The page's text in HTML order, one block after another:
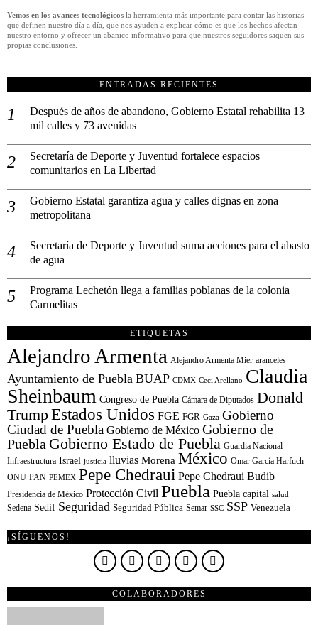
Vemos en los avances tecnológicos la herramienta más importante para contar las historias
que definen nuestro día a día, que nos ayuden a explicar cómo es que los hechos afectan
nuestro entorno y ofrecer un abanico informativo para que nuestros seguidores saquen sus
propias conclusiones.
ENTRADAS RECIENTES
Después de años de abandono, Gobierno Estatal rehabilita 13
mil calles y 73 avenidas
Secretaría de Deporte y Juventud fortalece espacios
comunitarios en La Libertad
Gobierno Estatal garantiza agua y calles dignas en zona
metropolitana
Secretaría de Deporte y Juventud suma acciones para el abasto
de agua
Programa Lechetón llega a familias poblanas de la colonia
Carmelitas
ETIQUETAS
Alejandro Armenta Alejandro Armenta Mier aranceles
Ayuntamiento de Puebla BUAP CDMX Ceci Arellano Claudia
Sheinbaum Congreso de Puebla Cámara de Diputados Donald
TrumpEstados Unidos FGE FGR Gaza Gobierno
Ciudad de Puebla Gobierno de México Gobierno de
Puebla Gobierno Estado de Puebla Guardia Nacional
Infraestructura Israel justicia lluvias Morena México Omar García Harfuch
ONU PAN PEMEX Pepe Chedraui Pepe Chedraui Budib
Presidencia de México Protección Civil Puebla Puebla capital salud
Sedena Sedif Seguridad Seguridad Pública Semar SSC SSP Venezuela
¡SÍGUENOS!
COLABORADORES